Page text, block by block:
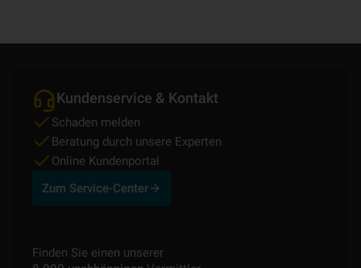
Kundenservice & Kontakt
Schaden melden
Beratung durch unsere Experten
Online Kundenportal
Zum Service-Center
Finden Sie einen unserer